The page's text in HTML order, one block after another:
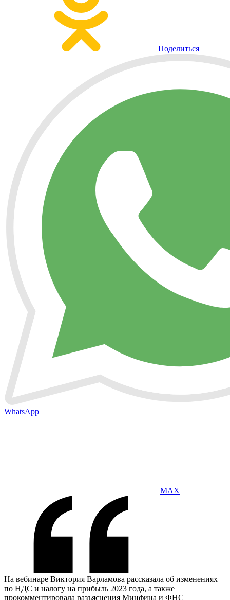
Поделиться
WhatsApp
MAX
На вебинаре Виктория Варламова рассказала об изменениях
по НДС и налогу на прибыль 2023 года, а также
прокомментировала разъяснения Минфина и ФНС